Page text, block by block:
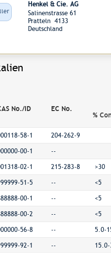
Henkel & Cie. AG
Salinenstrasse 61
Pratteln 4133
Deutschland
No./ID
EC No.
%
58-1 204-262-9
00-1 --
02-1 215-283-8 >30
51-5 -- <5
00-1 -- <5
00-2 -- <5
56-8 -- 5.0-
92-1 --